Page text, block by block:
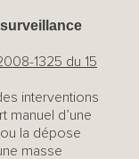
1325 du 15
interventions
manuel d’une
la dépose
masse